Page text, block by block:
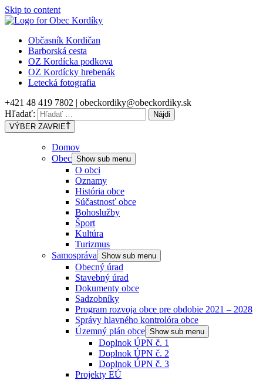
Skip to content
Občasník Kordičan
Barborská cesta
OZ Kordícka podkova
OZ Kordícky hrebenák
Letecká fotografia
+421 48 419 7802 | obeckordiky@obeckordiky.sk
Hľadať:
VÝBER ZAVRIEŤ
Domov
Obec Show sub menu
O obci
Oznamy
História obce
Súčastnosť obce
Bohoslužby
Šport
Kultúra
Turizmus
Samospráva Show sub menu
Obecný úrad
Stavebný úrad
Dokumenty obce
Sadzobníky
Program rozvoja obce pre obdobie 2021 – 2028
Správy hlavného kontrolóra obce
Územný plán obce Show sub menu
Doplnok ÚPN č. 1
Doplnok ÚPN č. 2
Doplnok ÚPN č. 3
Projekty EÚ